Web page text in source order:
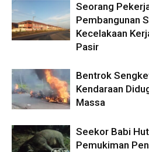
Seorang
Pembangunan
Kecelakaan
Pasir
Bentrok
Kendaraan
Massa
Seekor Babi
Pemukiman